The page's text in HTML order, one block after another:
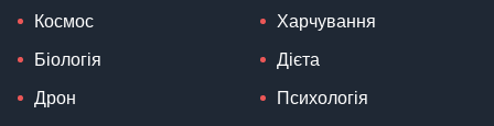
Космос
Біологія
Дрон
Харчування
Дієта
Психологія